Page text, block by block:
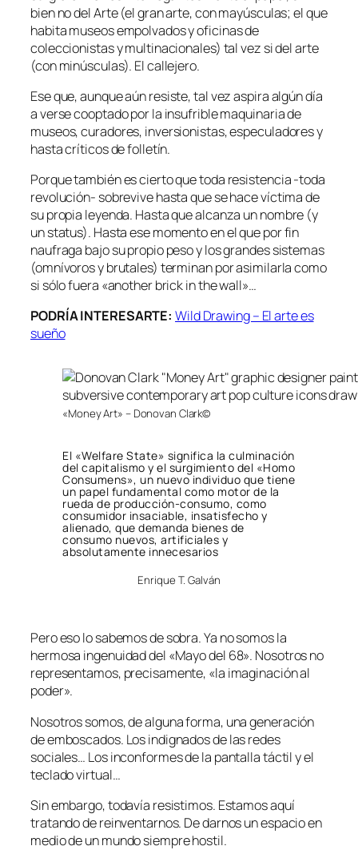
bien no del Arte (el gran arte, con mayúsculas; el que
habita museos empolvados y oficinas de
coleccionistas y multinacionales) tal vez si del arte
(con minúsculas). El callejero.
Ese que, aunque aún resiste, tal vez aspira algún día
a verse cooptado por la insufrible maquinaria de
museos, curadores, inversionistas, especuladores y
hasta críticos de folletín.
Porque también es cierto que toda resistencia -toda
revolución- sobrevive hasta que se hace víctima de
su propia leyenda. Hasta que alcanza un nombre (y
un status). Hasta ese momento en el que por fin
naufraga bajo su propio peso y los grandes sistemas
(omnívoros y brutales) terminan por asimilarla como
si sólo fuera «another brick in the wall»…
PODRÍA INTERESARTE: Wild Drawing – El arte es
sueño
«Money Art» – Donovan Clark©
El «Welfare State» significa la culminación
del capitalismo y el surgimiento del «Homo
Consumens», un nuevo individuo que tiene
un papel fundamental como motor de la
rueda de producción-consumo, como
consumidor insaciable, insatisfecho y
alienado, que demanda bienes de
consumo nuevos, artificiales y
absolutamente innecesarios
Enrique T. Galván
Pero eso lo sabemos de sobra. Ya no somos la
hermosa ingenuidad del «Mayo del 68». Nosotros no
representamos, precisamente, «la imaginación al
poder».
Nosotros somos, de alguna forma, una generación
de emboscados. Los indignados de las redes
sociales… Los inconformes de la pantalla táctil y el
teclado virtual…
Sin embargo, todavía resistimos. Estamos aquí
tratando de reinventarnos. De darnos un espacio en
medio de un mundo siempre hostil.